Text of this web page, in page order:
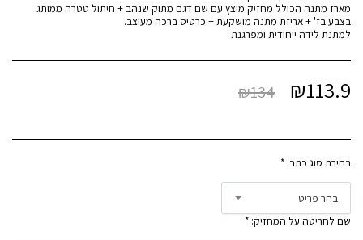
מארז מתנה הכולל מחזיק מוצץ עם שם דגם מתוק שנהב + חיתול טטרה ממותג
למתנת לידה ייחודית ומפרגנת
₪113.9
₪134
בחירת סוג כתב: *
בחר פריט
שם לחריטה על המחזיק: *